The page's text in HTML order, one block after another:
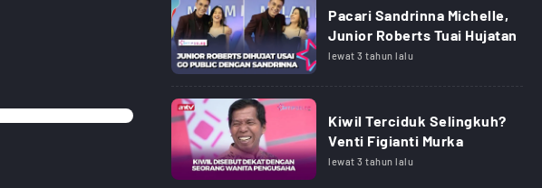
Pacari Sandrinna Michelle,
Junior Roberts Tuai Hujatan
lewat 3 tahun lalu
Kiwil Terciduk Selingkuh?
Venti Figianti Murka
lewat 3 tahun lalu